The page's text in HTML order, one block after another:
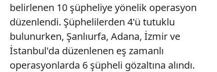
belirlenen 10 şüpheliye yönelik operasyon
düzenlendi. Şüphelilerden 4'ü tutuklu
bulunurken, Şanlıurfa, Adana, İzmir ve
İstanbul'da düzenlenen eş zamanlı
operasyonlarda 6 şüpheli gözaltına alındı.